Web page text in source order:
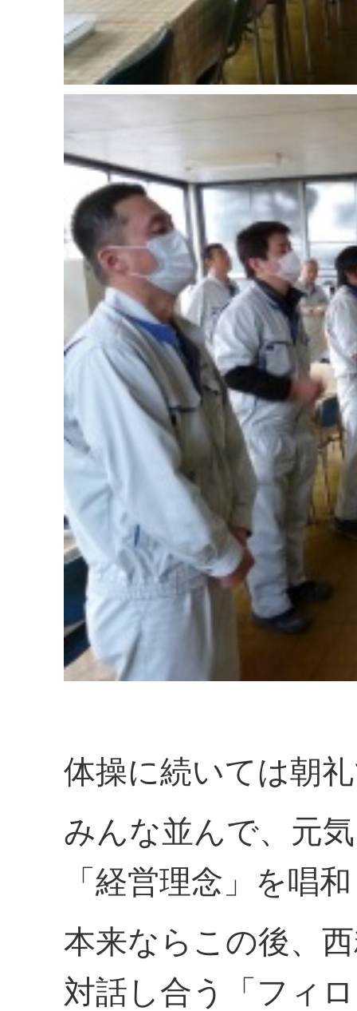
体操に続いては朝
みんな並んで、元
「経営理念」を唱
本来ならこの後、
対話し合う「フィ